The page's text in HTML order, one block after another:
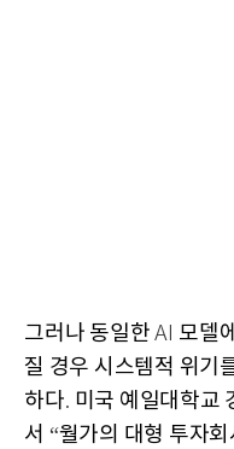
그러나 동일한 AI 모델
질 경우 시스템적 위기
하다. 미국 예일대학교
서 “월가의 대형 투자